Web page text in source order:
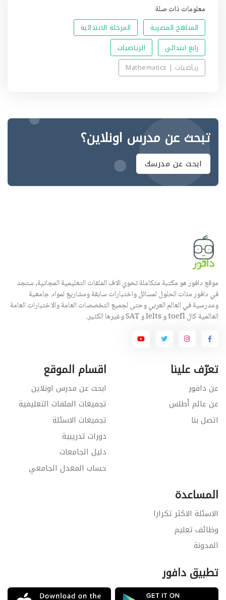
معلومات ذات صلة
المناهج المصرية
المرحلة الابتدائية
رابع ابتدائي
الرياضيات
رياضيات | Mathematics
تبحث عن مدرس اونلاين؟
ابحث عن مدرسك
موقع دافور هو مكتبة متكاملة تحوي الاف الملفات التعليمية المجانية, ستجد
في دافور مئات الحلول لمسائل واختبارات سابقة ومشاريع لمواد جامعية
ومدرسية في العالم العربي وحتى لجميع التخصصات العامة والاختبارات العامة
العالمية كال toefl و Ielts و SAT وغيرها الكثير.
تعرّف علينا
عن دافور
عن عالم أطلس
اتصل بنا
اقسام الموقع
ابحث عن مدرس اونلاين
تجميعات الملفات التعليمية
تجميعات الاسئلة
دورات تدريبية
دليل الجامعات
حساب المعدل الجامعي
المساعدة
الاسئلة الاكثر تكرارا
وظائف تعليم
المدونة
تطبيق دافور